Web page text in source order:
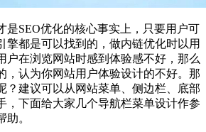
是SEO优化的核心事实上，只要用户可
擎都是可以找到的，做内链优化时以用
户在浏览网站时感到体验感不好，那么
，认为你网站用户体验设计的不好。那
？建议可以从网站菜单、侧边栏、底部
，下面给大家几个导航栏菜单设计作参
。